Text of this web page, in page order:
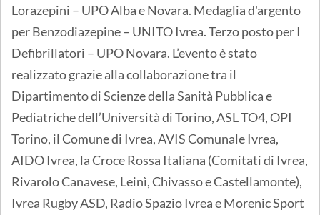
Lorazepini – UPO Alba e Novara. Medaglia d'argento
per Benzodiazepine – UNITO Ivrea. Terzo posto per I
Defibrillatori – UPO Novara. L’evento è stato
realizzato grazie alla collaborazione tra il
Dipartimento di Scienze della Sanità Pubblica e
Pediatriche dell’Università di Torino, ASL TO4, OPI
Torino, il Comune di Ivrea, AVIS Comunale Ivrea,
AIDO Ivrea, la Croce Rossa Italiana (Comitati di Ivrea,
Rivarolo Canavese, Leinì, Chivasso e Castellamonte),
Ivrea Rugby ASD, Radio Spazio Ivrea e Morenic Sport